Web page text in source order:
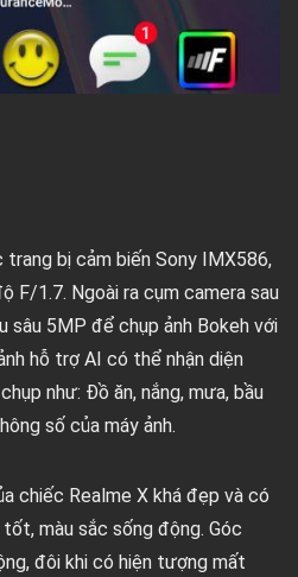
trang bị cảm biến Sony IMX586,
F/1.7. Ngoài ra cụm camera sau
sâu 5MP để chụp ảnh Bokeh với
hỗ trợ AI có thể nhận diện
như: Đồ ăn, nắng, mưa, bầu
số của máy ảnh.
chiếc Realme X khá đẹp và có
màu sắc sống động. Góc
đôi khi có hiện tượng mất